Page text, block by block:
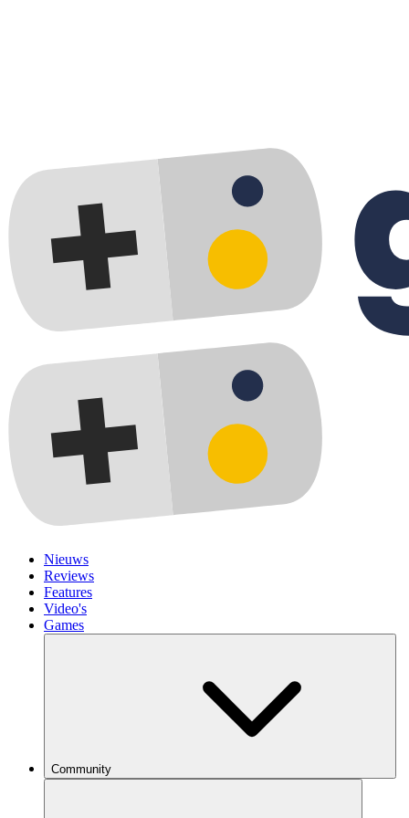
Nieuws
Reviews
Features
Video's
Games
Community